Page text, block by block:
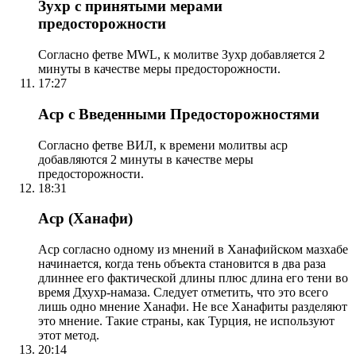
Зухр с принятыми мерами
предосторожности
Согласно фетве MWL, к молитве Зухр добавляется 2
минуты в качестве меры предосторожности.
17:27
Аср с Введенными Предосторожностями
Согласно фетве ВИЛ, к времени молитвы аср
добавляются 2 минуты в качестве меры
предосторожности.
18:31
Аср (Ханафи)
Аср согласно одному из мнений в Ханафийском мазхабе
начинается, когда тень объекта становится в два раза
длиннее его фактической длины плюс длина его тени во
время Дхухр-намаза. Следует отметить, что это всего
лишь одно мнение Ханафи. Не все Ханафиты разделяют
это мнение. Такие страны, как Турция, не используют
этот метод.
20:14